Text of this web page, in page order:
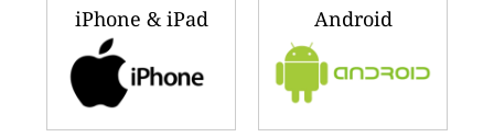
iPhone & iPad Android